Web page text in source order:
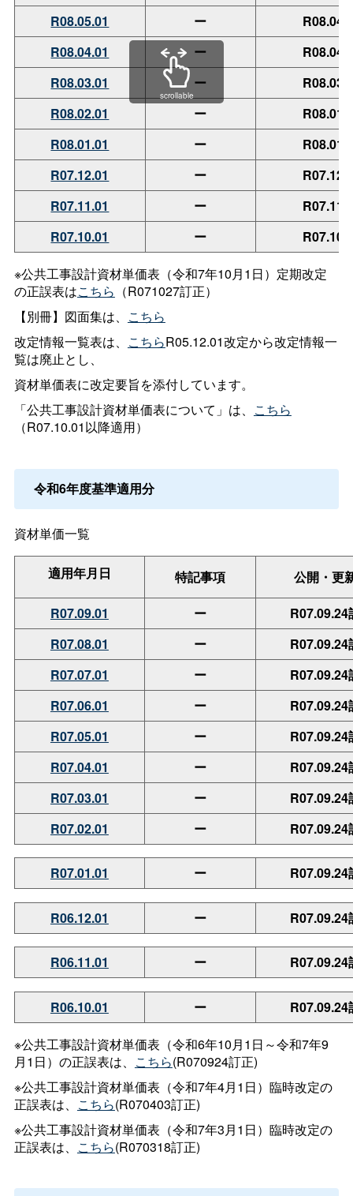
R08.05.01
ー
R08.04.01
ー
R08.03.01
ー
R08.02.01
ー
R08.01.01
ー
R07.12.01
ー
R07.11.01
ー
R07.10.01
ー
scrollable
※公共工事設計資材単価表（令和7年10月1日）定期改定
の正誤表はこちら （R071027訂正）
【別冊】図面集は、 こちら
改定情報一覧表は、 こちらR05.12.01改定から改定情報一
覧は廃止とし、
資材単価表に改定要旨を添付しています。
「公共工事設計資材単価表について」は、 こちら
（R07.10.01以降適用）
令和6年度基準適用分
資材単価一覧
適用年月日 特記事項
公開・更
R07.09.01
ー
R07.09.24
R07.08.01
ー
R07.09.24
R07.07.01
ー
R07.09.24
R07.06.01
ー
R07.09.24
R07.05.01
ー
R07.09.24
R07.04.01
ー
R07.09.24
R07.03.01
ー
R07.09.24
R07.02.01
ー R07.09.24
R07.01.01 ー R07.09.24
R06.12.01 ー R07.09.24
R06.11.01 ー R07.09.24
R06.10.01 ー R07.09.24
※公共工事設計資材単価表（令和6年10月1日～令和7年9
月1日）の正誤表は、 こちら(R070924訂正)
※公共工事設計資材単価表（令和7年4月1日）臨時改定の
正誤表は、 こちら(R070403訂正)
※公共工事設計資材単価表（令和7年3月1日）臨時改定の
正誤表は、 こちら(R070318訂正)